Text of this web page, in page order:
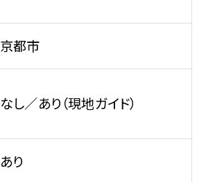
京都市
なし／あり（現地ガイド）
あり